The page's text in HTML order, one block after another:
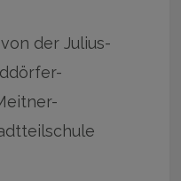
der Julius-